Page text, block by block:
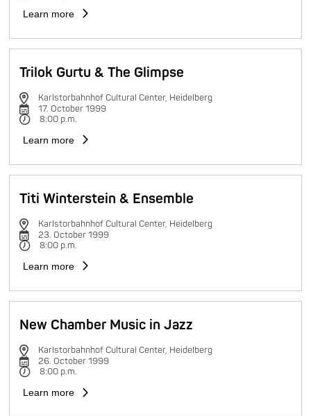
Learn more
Trilok Gurtu & The Glimpse
Karlstorbahnhof Cultural Center, Heidelberg
17. October 1999
8:00 p.m.
Learn more
Titi Winterstein & Ensemble
Karlstorbahnhof Cultural Center, Heidelberg
23. October 1999
8:00 p.m.
Learn more
New Chamber Music in Jazz
Karlstorbahnhof Cultural Center, Heidelberg
26. October 1999
8:00 p.m.
Learn more